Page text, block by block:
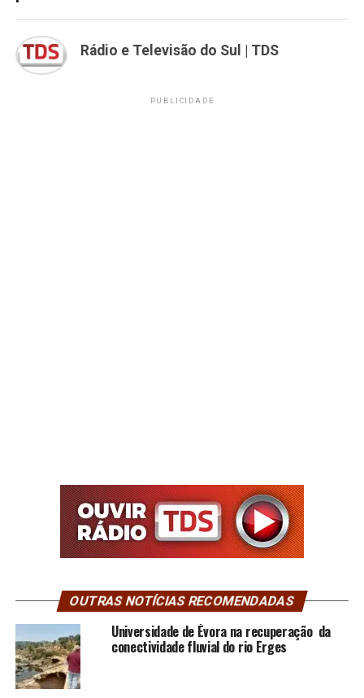
Rádio e Televisão do Sul | TDS
PUBLICIDADE
OUTRAS NOTÍCIAS RECOMENDADAS
Universidade de Évora na recuperação da
conectividade fluvial do rio Erges